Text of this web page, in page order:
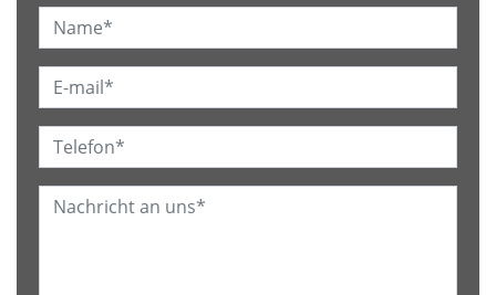
Name:*
E-mail:*
Telefon:*
Nachricht:*